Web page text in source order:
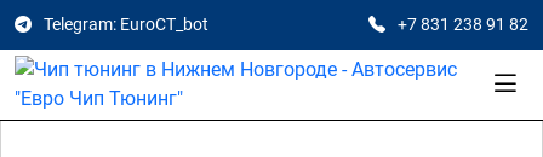
Telegram: EuroCT_bot +7 831 238 91 82